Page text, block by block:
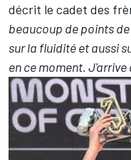
décrit le cadet des
beaucoup de points
sur la fluidité et aussi
en ce moment.